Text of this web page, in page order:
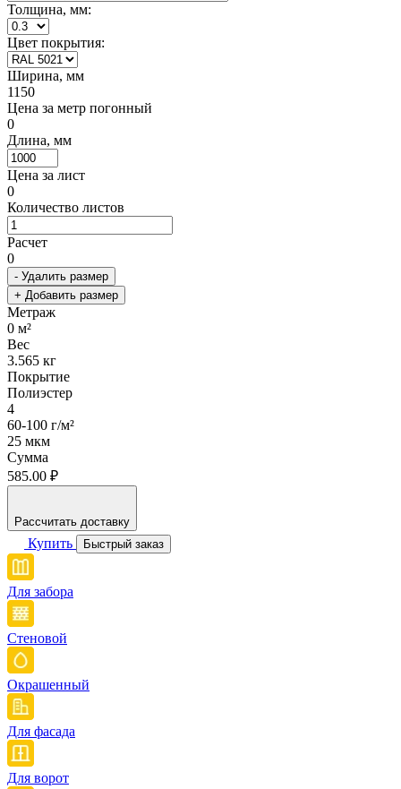
Толщина, мм:
Цвет покрытия:
Ширина, мм
1150
Цена за метр погонный
0
Длина, мм
Цена за лист
0
Количество листов
Расчет
0
- Удалить размер
+ Добавить размер
Метраж
0 м²
Вес
3.565 кг
Покрытие
Полиэстер
4
60-100 г/м²
25 мкм
Сумма
585.00 ₽
Рассчитать доставку
Купить Быстрый заказ
Для забора
Стеновой
Окрашенный
Для фасада
Для ворот